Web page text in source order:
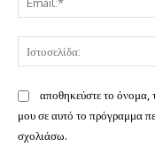
αποθηκεύστε το όνομα,
μου σε αυτό το πρόγραμμα
σχολιάσω.